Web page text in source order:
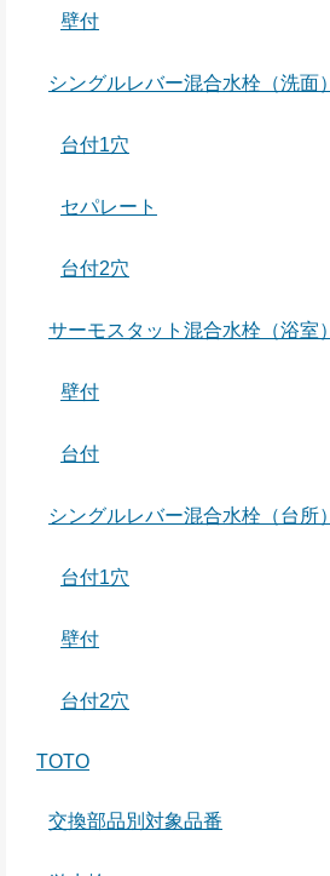
壁付
シングルレバー混合水栓（洗面）
台付1穴
セパレート
台付2穴
サーモスタット混合水栓（浴室）
壁付
台付
シングルレバー混合水栓（台所）
台付1穴
壁付
台付2穴
TOTO
交換部品別対象品番